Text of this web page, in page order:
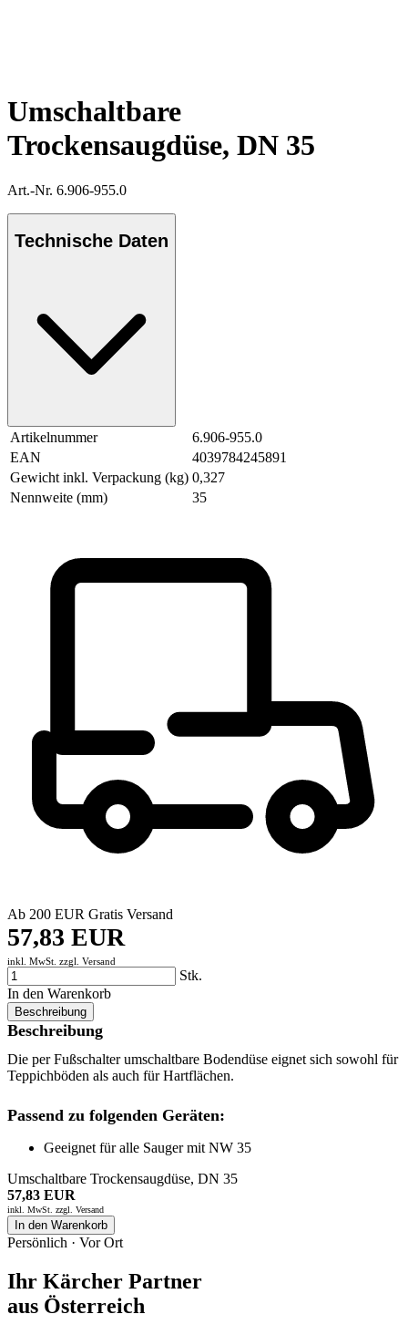
Umschaltbare
Trockensaugdüse, DN 35
Art.-Nr. 6.906-955.0
Technische Daten
Artikelnummer
6.906-955.0
EAN
4039784245891
Gewicht inkl. Verpackung (kg) 0,327
Nennweite (mm)
35
Ab 200 EUR Gratis Versand
57,83 EUR
inkl. MwSt. zzgl. Versand
Stk.
In den Warenkorb
Beschreibung
Beschreibung
Die per Fußschalter umschaltbare Bodendüse eignet sich sowohl für
Teppichböden als auch für Hartflächen.
Passend zu folgenden Geräten:
Geeignet für alle Sauger mit NW 35
Umschaltbare Trockensaugdüse, DN 35
57,83 EUR
inkl. MwSt. zzgl. Versand
In den Warenkorb
Persönlich · Vor Ort
Ihr Kärcher Partner
aus Österreich